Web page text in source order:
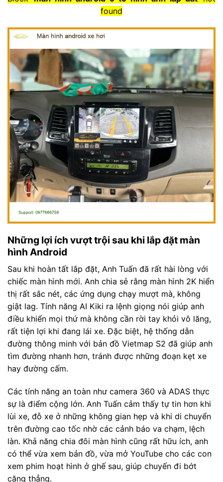
found
Những lợi ích vượt trội sau khi lắp đặt màn
hình Android
Sau khi hoàn tất lắp đặt, Anh Tuấn đã rất hài lòng với
chiếc màn hình mới. Anh chia sẻ rằng màn hình 2K hiển
thị rất sắc nét, các ứng dụng chạy mượt mà, không
giật lag. Tính năng AI Kiki ra lệnh giọng nói giúp anh
điều khiển mọi thứ mà không cần rời tay khỏi vô lăng,
rất tiện lợi khi đang lái xe. Đặc biệt, hệ thống dẫn
đường thông minh với bản đồ Vietmap S2 đã giúp anh
tìm đường nhanh hơn, tránh được những đoạn kẹt xe
hay đường cấm.
Các tính năng an toàn như camera 360 và ADAS thực
sự là điểm cộng lớn. Anh Tuấn cảm thấy tự tin hơn khi
lùi xe, đỗ xe ở những không gian hẹp và khi di chuyển
trên đường cao tốc nhờ các cảnh báo va chạm, lệch
làn. Khả năng chia đôi màn hình cũng rất hữu ích, anh
có thể vừa xem bản đồ, vừa mở YouTube cho các con
xem phim hoạt hình ở ghế sau, giúp chuyến đi bớt
căng thẳng.